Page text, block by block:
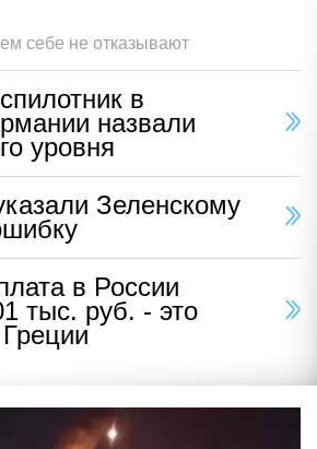
себе не отказывают
в
назвали
уровня
Зеленскому
в России
тыс. руб. - это